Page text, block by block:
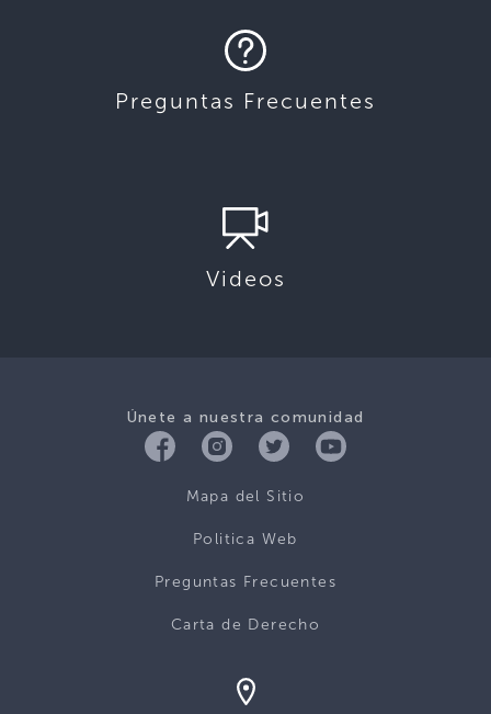
Preguntas Frecuentes
Videos
Únete a nuestra comunidad
Mapa del Sitio
Politica Web
Preguntas Frecuentes
Carta de Derecho